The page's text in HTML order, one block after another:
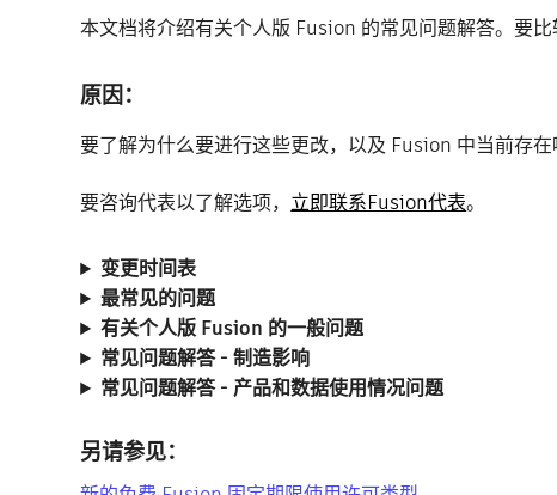
本文档将介绍有关个人版 Fusion 的常见问题解答。要
原因：
要了解为什么要进行这些更改，以及 Fusion 中当前存
要咨询代表以了解选项，立即联系Fusion代表。
变更时间表
最常见的问题
有关个人版 Fusion 的一般问题
常见问题解答 - 制造影响
常见问题解答 - 产品和数据使用情况问题
另请参见：